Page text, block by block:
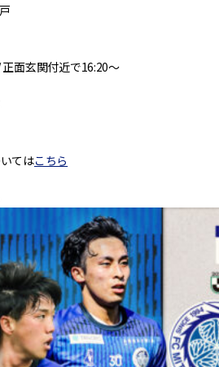
面玄関付近で16:20～
てはこちら